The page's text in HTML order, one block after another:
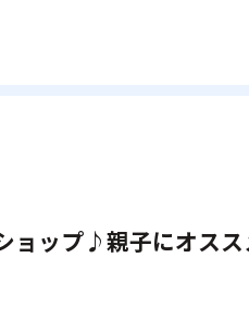
ョップ♪親子にオス